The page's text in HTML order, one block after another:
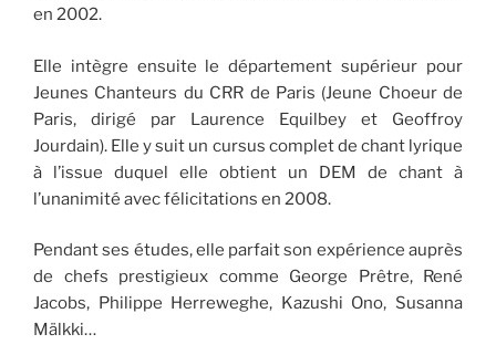
en 2002.
Elle intègre ensuite le département supérieur pour
Jeunes Chanteurs du CRR de Paris (Jeune Choeur de
Paris, dirigé par Laurence Equilbey et Geoffroy
Jourdain). Elle y suit un cursus complet de chant lyrique
à l’issue duquel elle obtient un DEM de chant à
l’unanimité avec félicitations en 2008.
Pendant ses études, elle parfait son expérience auprès
de chefs prestigieux comme George Prêtre, René
Jacobs, Philippe Herreweghe, Kazushi Ono, Susanna
Mälkki…